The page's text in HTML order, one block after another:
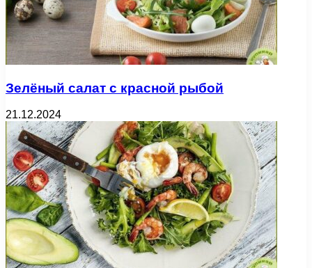
Зелёный салат с красной рыбой
21.12.2024